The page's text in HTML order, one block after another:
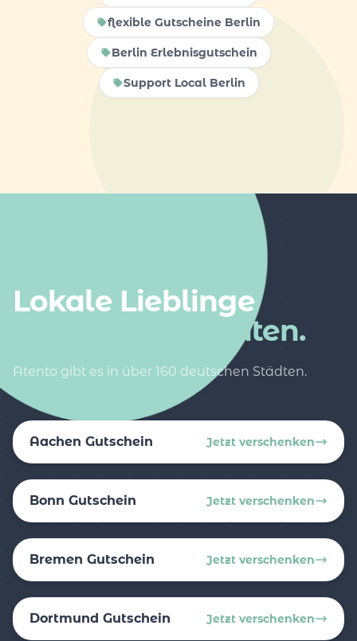
flexible Gutscheine Berlin
Berlin Erlebnisgutschein
Support Local Berlin
Lokale Lieblinge
in weiteren Städten.
Atento gibt es in über 160 deutschen Städten.
Aachen Gutschein Jetzt verschenken
Bonn Gutschein Jetzt verschenken
Bremen Gutschein Jetzt verschenken
Dortmund Gutschein Jetzt verschenken